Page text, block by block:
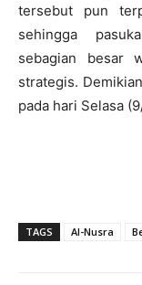
tersebut pun
sehingga
sebagian besar
strategis.
pada hari Selasa
TAGS Al-Nusra